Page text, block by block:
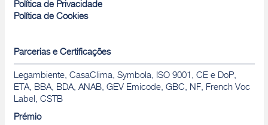
Política de Privacidade
Política de Cookies
Parcerias e Certificações
Legambiente, CasaClima, Symbola, ISO 9001, CE e DoP,
ETA, BBA, BDA, ANAB, GEV Emicode, GBC, NF, French Voc
Label, CSTB
Prémio